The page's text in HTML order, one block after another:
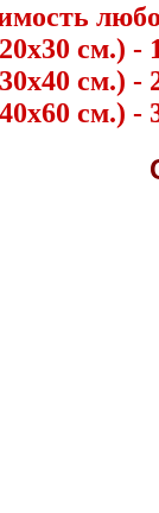
см.) -
см.) -
см.) -